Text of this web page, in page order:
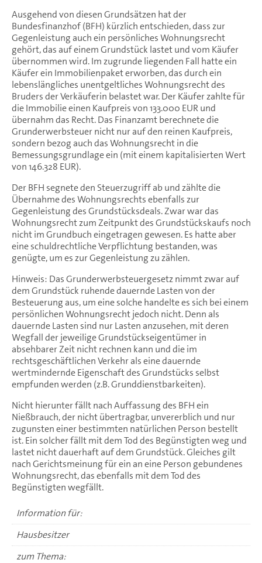
Ausgehend von diesen Grundsätzen hat der
Bundesfinanzhof (BFH) kürzlich entschieden, dass zur
Gegenleistung auch ein persönliches Wohnungsrecht
gehört, das auf einem Grundstück lastet und vom Käufer
übernommen wird. Im zugrunde liegenden Fall hatte ein
Käufer ein Immobilienpaket erworben, das durch ein
lebenslängliches unentgeltliches Wohnungsrecht des
Bruders der Verkäuferin belastet war. Der Käufer zahlte für
die Immobilie einen Kaufpreis von 133.000 EUR und
übernahm das Recht. Das Finanzamt berechnete die
Grunderwerbsteuer nicht nur auf den reinen Kaufpreis,
sondern bezog auch das Wohnungsrecht in die
Bemessungsgrundlage ein (mit einem kapitalisierten Wert
von 146.328 EUR).
Der BFH segnete den Steuerzugriff ab und zählte die
Übernahme des Wohnungsrechts ebenfalls zur
Gegenleistung des Grundstücksdeals. Zwar war das
Wohnungsrecht zum Zeitpunkt des Grundstückskaufs noch
nicht im Grundbuch eingetragen gewesen. Es hatte aber
eine schuldrechtliche Verpflichtung bestanden, was
genügte, um es zur Gegenleistung zu zählen.
Hinweis: Das Grunderwerbsteuergesetz nimmt zwar auf
dem Grundstück ruhende dauernde Lasten von der
Besteuerung aus, um eine solche handelte es sich bei einem
persönlichen Wohnungsrecht jedoch nicht. Denn als
dauernde Lasten sind nur Lasten anzusehen, mit deren
Wegfall der jeweilige Grundstückseigentümer in
absehbarer Zeit nicht rechnen kann und die im
rechtsgeschäftlichen Verkehr als eine dauernde
wertmindernde Eigenschaft des Grundstücks selbst
empfunden werden (z.B. Grunddienstbarkeiten).
Nicht hierunter fällt nach Auffassung des BFH ein
Nießbrauch, der nicht übertragbar, unvererblich und nur
zugunsten einer bestimmten natürlichen Person bestellt
ist. Ein solcher fällt mit dem Tod des Begünstigten weg und
lastet nicht dauerhaft auf dem Grundstück. Gleiches gilt
nach Gerichtsmeinung für ein an eine Person gebundenes
Wohnungsrecht, das ebenfalls mit dem Tod des
Begünstigten wegfällt.
Information für:
Hausbesitzer
zum Thema: